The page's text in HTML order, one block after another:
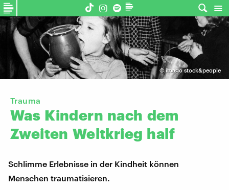
©imago stock&people
Trauma
Was Kindern nach dem
Zweiten Weltkrieg half
Schlimme Erlebnisse in der Kindheit können
Menschen traumatisieren.